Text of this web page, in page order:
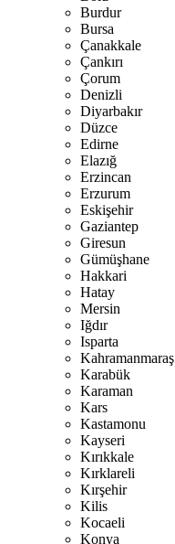
Burdur
Bursa
Çanakkale
Çankırı
Çorum
Denizli
Diyarbakır
Düzce
Edirne
Elazığ
Erzincan
Erzurum
Eskişehir
Gaziantep
Giresun
Gümüşhane
Hakkari
Hatay
Mersin
Iğdır
Isparta
Kahramanmaraş
Karabük
Karaman
Kars
Kastamonu
Kayseri
Kırıkkale
Kırklareli
Kırşehir
Kilis
Kocaeli
Konya